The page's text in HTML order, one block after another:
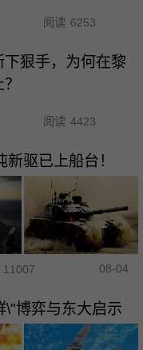
阅读 6253
下狠手，为何在黎
阅读 4423
驱已上船台！
11007 08-04
\"博弈与东大启示